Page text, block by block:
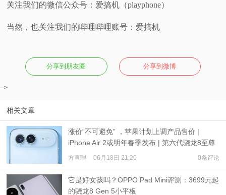
关注我们的微信公众号：爱搞机（playphone）
当然，也关注我们的哔哩哔哩账号：爱搞机
分享到朋友圈 分享到微博
-->
相关文章
涨价“不可避免” ，苹果计划上调产品售价 |
iPhone Air 2或明年春季发布 | 第六代骁龙8至尊
版Pro样品清单：有两种内存
方查理 06月18日 21:20 0条评论
它是好女孩吗？OPPO Pad Mini评测：3699元起
的骁龙8 Gen 5小平板